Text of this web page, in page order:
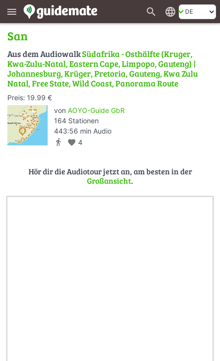
menu search language
San
Aus dem AudiowalkSüdafrika - Osthälfte (Kruger,
Kwa-Zulu-Natal, Eastern Cape, Limpopo, Gauteng) |
Johannesburg, Krüger, Pretoria, Gauteng, Kwa Zulu
Natal, Free State, Wild Coast, Panorama Route
Preis: 19.99 €
von AOYO-Guide GbR
164 Stationen
443:56 min Audio
directions_walk favorite 4
Hör dir die Audiotour jetzt an, am besten in der
Großansicht.